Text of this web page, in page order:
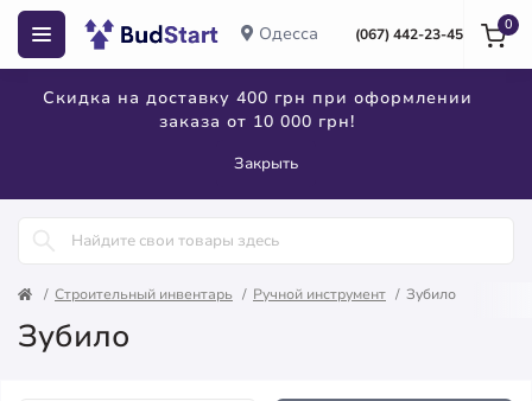
Одесса (067) 442-23-45
Скидка на доставку 400 грн при оформлении
заказа от 10 000 грн!
Закрыть
0
Строительный инвентарь Ручной инструмент Зубило
Зубило